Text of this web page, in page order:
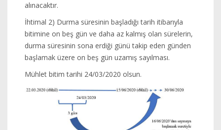
alınacaktır.
İhtimal 2) Durma süresinin başladığı tarih itibarıyla
bitimine on beş gün ve daha az kalmış olan sürelerin,
durma süresinin sona erdiği günü takip eden günden
başlamak üzere on beş gün uzamış sayılması.
Mühlet bitim tarihi 24/03/2020 olsun.